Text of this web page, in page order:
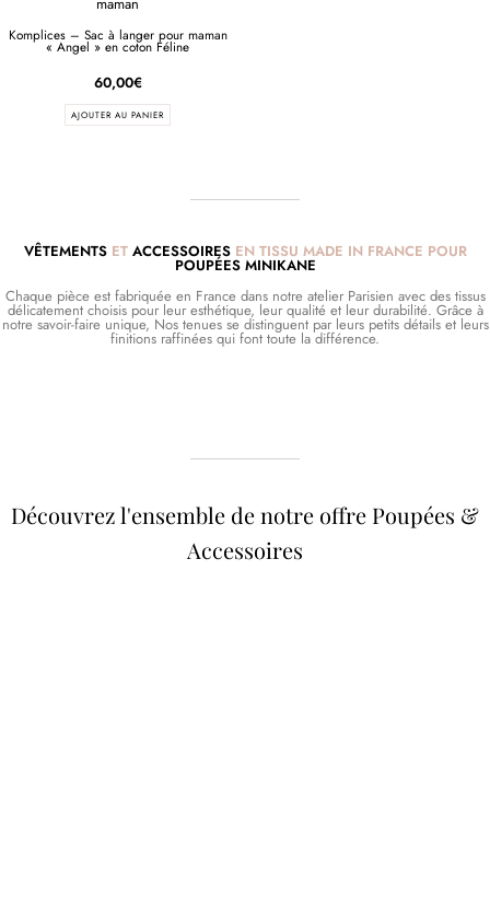
Komplices – Sac à langer pour maman
« Angel » en coton Féline
60,00€
AJOUTER AU PANIER
VÊTEMENTSET ACCESSOIRESEN TISSU MADE IN FRANCE POUR
POUPÉES MINIKANE
Chaque pièce est fabriquée en France dans notre atelier Parisien avec des tissus
délicatement choisis pour leur esthétique, leur qualité et leur durabilité. Grâce à
notre savoir-faire unique, Nos tenues se distinguent par leurs petits détails et leurs
finitions raffinées qui font toute la différence.
Découvrez l'ensemble de notre offre Poupées &
Accessoires